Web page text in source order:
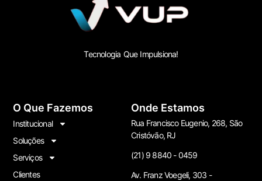
Tecnologia Que Impulsiona!
O Que Fazemos
Institucional
Soluções
Serviços
Clientes
Onde Estamos
Rua Francisco Eugenio, 268, São
Cristóvão, RJ
(21) 9 8840 - 0459
Av. Franz Voegeli, 303 -